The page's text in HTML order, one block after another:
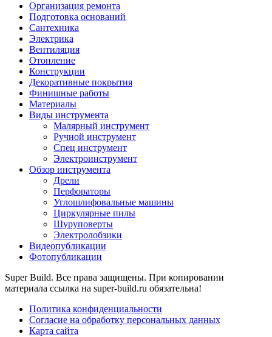
Организация ремонта
Подготовка оснований
Сантехника
Электрика
Вентиляция
Отопление
Конструкции
Декоративные покрытия
Финишные работы
Материалы
Виды инструмента
Малярный инструмент
Ручной инструмент
Спец инструмент
Электроинструмент
Обзор инструмента
Дрели
Перфораторы
Углошлифовальные машины
Циркулярные пилы
Шуруповерты
Электролобзики
Видеопубликации
Фотопубликации
Super Build. Все права защищены. При копировании
материала ссылка на super-build.ru обязательна!
Политика конфиденциальности
Согласие на обработку персональных данных
Карта сайта